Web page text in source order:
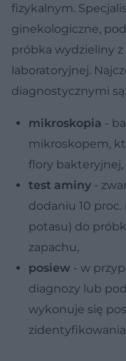
fizykalnym.
ginekologiczne,
próbka wydzieliny
laboratoryjnej.
diagnostycznymi są:
mikroskopia -
mikroskopem,
flory bakteryjnej,
test aminy -
dodaniu 10
potasu) do
zapachu,
posiew - w
diagnozy lub
wykonuje się